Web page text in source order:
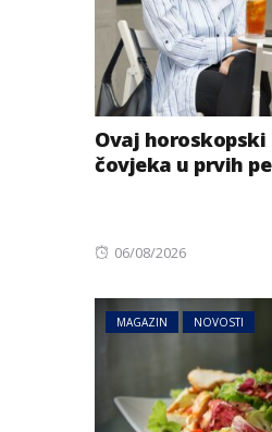
Ovaj
čovjeka u prvih
Posted
06/08/2026
MAGAZIN NOVOSTI